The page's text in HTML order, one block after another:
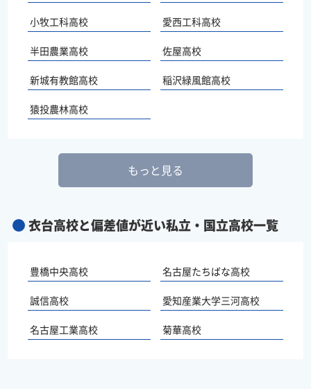
小牧工科高校 愛西工科高校
半田農業高校 佐屋高校
新城有教館高校 稲沢緑風館高校
猿投農林高校
もっと見る
衣台高校と偏差値が近い私立・国立高校一覧
豊橋中央高校 名古屋たちばな高校
誠信高校 愛知産業大学三河高校
名古屋工業高校 菊華高校